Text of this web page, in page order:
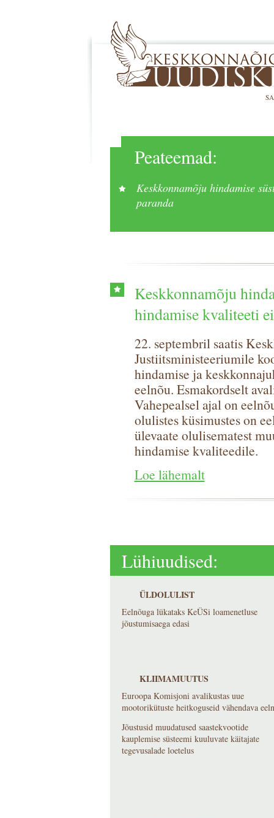
Peateemad:
Keskkonnamõju hindamise
paranda
Keskkonnamõju
hindamise kvaliteeti
22. septembril saatis
Justiitsministeeriumile
hindamise ja
eelnõu. Esmakordselt
Vahepealsel ajal on
olulistes küsimustes on
ülevaate olulisematest
hindamise kvaliteedile.
Loe lähemalt
Lühiuudised:
ÜLDOLULIST
Eelnõuga lükataks KeÜSi loamenetluse
jõustumisaega edasi
KLIIMAMUUTUS
Euroopa Komisjoni avalikustas uue
mootorikütuste heitkoguseid vähendava
Jõustusid muudatused saastekvootide
kauplemise süsteemi kuuluvate käitajate
tegevusalade loetelus